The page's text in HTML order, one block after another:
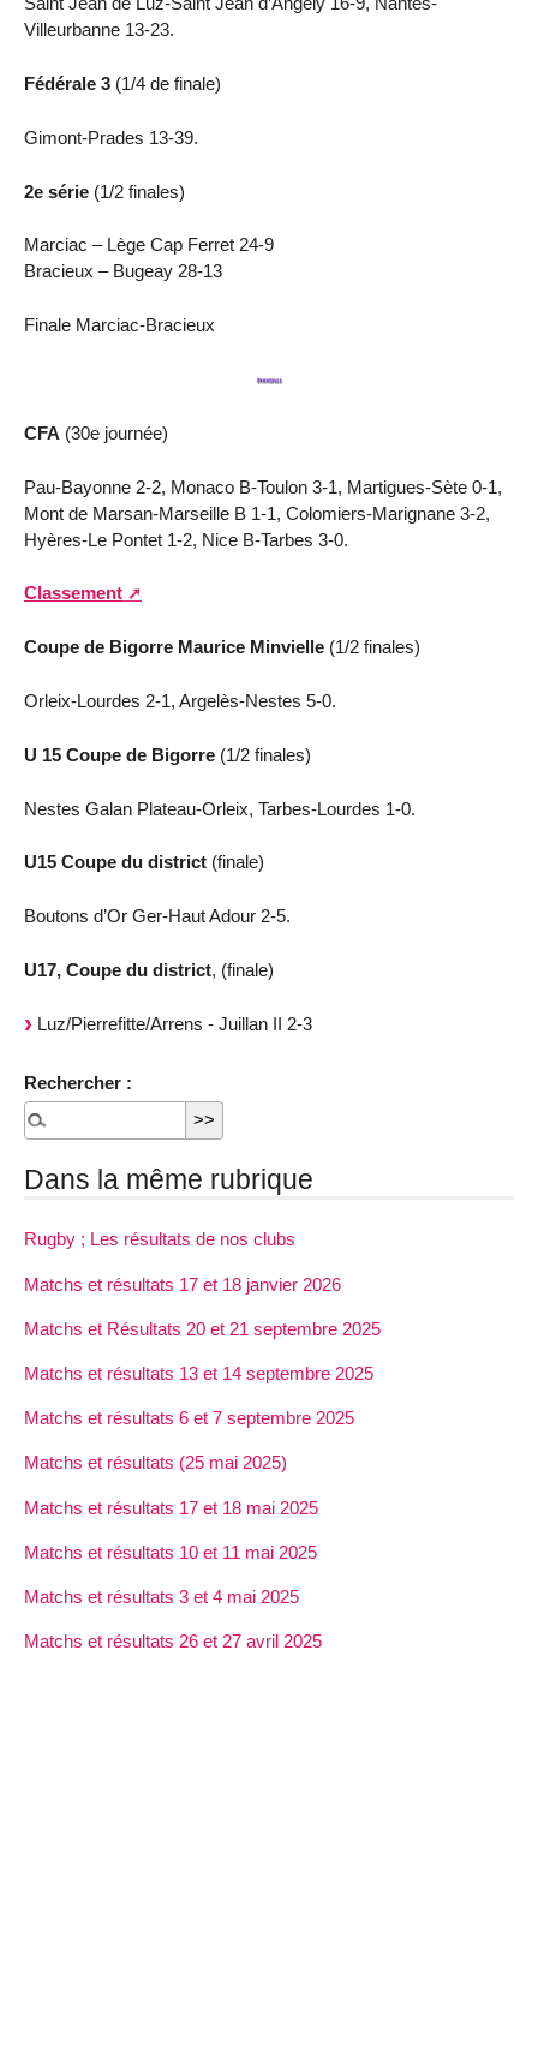
Villeurbanne 13-23.
Fédérale 3 (1/4 de finale)
Gimont-Prades 13-39.
2e série (1/2 finales)
Marciac – Lège Cap Ferret 24-9
Bracieux – Bugeay 28-13
Finale Marciac-Bracieux
CFA (30e journée)
Pau-Bayonne 2-2, Monaco B-Toulon 3-1, Martigues-Sète 0-1,
Mont de Marsan-Marseille B 1-1, Colomiers-Marignane 3-2,
Hyères-Le Pontet 1-2, Nice B-Tarbes 3-0.
Classement
Coupe de Bigorre Maurice Minvielle (1/2 finales)
Orleix-Lourdes 2-1, Argelès-Nestes 5-0.
U 15 Coupe de Bigorre (1/2 finales)
Nestes Galan Plateau-Orleix, Tarbes-Lourdes 1-0.
U15 Coupe du district (finale)
Boutons d’Or Ger-Haut Adour 2-5.
U17, Coupe du district, (finale)
Luz/Pierrefitte/Arrens - Juillan II 2-3
Rechercher :
Dans la même rubrique
Rugby ; Les résultats de nos clubs
Matchs et résultats 17 et 18 janvier 2026
Matchs et Résultats 20 et 21 septembre 2025
Matchs et résultats 13 et 14 septembre 2025
Matchs et résultats 6 et 7 septembre 2025
Matchs et résultats (25 mai 2025)
Matchs et résultats 17 et 18 mai 2025
Matchs et résultats 10 et 11 mai 2025
Matchs et résultats 3 et 4 mai 2025
Matchs et résultats 26 et 27 avril 2025